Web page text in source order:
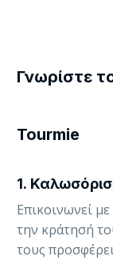
Γνωρίστε
Tourmie
1.
Επικοινωνεί
την κράτησή
τους